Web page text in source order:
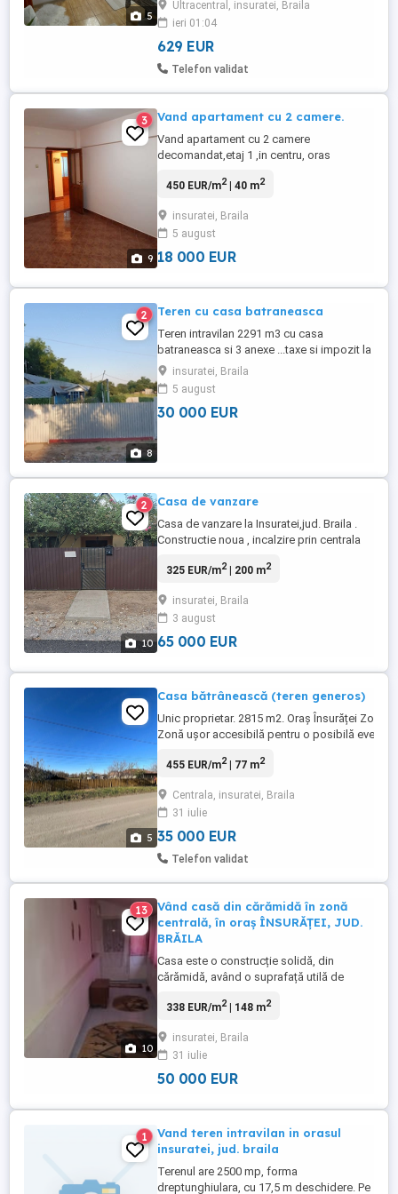
5
lemn de cireș lăcuite, suprafață
65m.p.plus balcoanele, o baie,
apartamentul are vedere în ambele părți ...
Ultracentral, insuratei, Braila
ieri 01:04
629 EUR
Telefon validat
9
3 Vand apartament cu 2 camere.
Vand apartament cu 2 camere
decomandat,etaj 1 ,in centru, oras
locui imediat. Pentru mai multe detalii la
contactati.
450 EUR/m2| 40 m2
insuratei, Braila
5 august
18 000 EUR
8
2 Teren cu casa batraneasca
Teren intravilan 2291 m3 cu casa
batraneasca si 3 anexe ...taxe si impozit la
zi ...apa si curent ( utilitati) ..
insuratei, Braila
5 august
30 000 EUR
10
2 Casa de vanzare
Casa de vanzare la Insuratei,jud. Braila .
Constructie noua , incalzire prin centrala
Pentru mai multe informatii tel:
325 EUR/m2| 200 m2
insuratei, Braila
3 august
65 000 EUR
5
Casa bătrânească (teren generos)
Unic proprietar. 2815 m2. Oraș Însurăței Zonă
Zonă ușor accesibilă pentru o posibilă
materiale construcții... ...
455 EUR/m2| 77 m2
Centrala, insuratei, Braila
31 iulie
35 000 EUR
Telefon validat
10
13
Vând casă din cărămidă în zonă
centrală, în oraș ÎNSURĂȚEI, JUD.
BRĂILA
Casa este o construcție solidă, din
cărămidă, având o suprafață utilă de
o suprafață totală de 1760 m2 pe care
vișini, corcoduși, smochini și nuci).
Acoperișul casei este din tablă iar podul
este izolat termic. -Nr. camere: ...
338 EUR/m2| 148 m2
insuratei, Braila
31 iulie
50 000 EUR
1
Vand teren intravilan in orasul
insuratei, jud. braila
Terenul are 2500 mp, forma
dreptunghiulara, cu 17,5 m deschidere. Pe